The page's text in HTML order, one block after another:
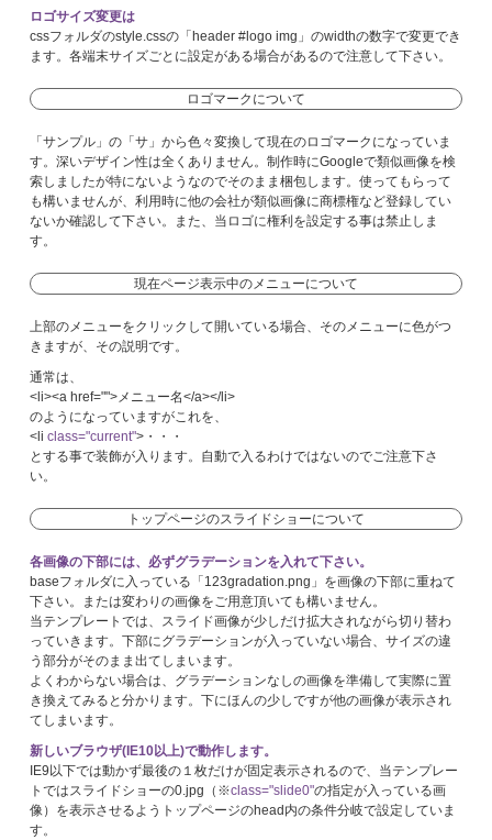
ロゴサイズ変更は
cssフォルダのstyle.cssの「header #logo img」のwidthの数字で変更でき
ます。各端末サイズごとに設定がある場合があるので注意して下さい。
ロゴマークについて
「サンプル」の「サ」から色々変換して現在のロゴマークになっていま
す。深いデザイン性は全くありません。制作時にGoogleで類似画像を検
索しましたが特にないようなのでそのまま梱包します。使ってもらって
も構いませんが、利用時に他の会社が類似画像に商標権など登録してい
ないか確認して下さい。また、当ロゴに権利を設定する事は禁止しま
す。
現在ページ表示中のメニューについて
上部のメニューをクリックして開いている場合、そのメニューに色がつ
きますが、その説明です。
通常は、
<li><a href="">メニュー名</a></li>
のようになっていますがこれを、
<li class="current">・・・
とする事で装飾が入ります。自動で入るわけではないのでご注意下さ
い。
トップページのスライドショーについて
各画像の下部には、必ずグラデーションを入れて下さい。
baseフォルダに入っている「123gradation.png」を画像の下部に重ねて
下さい。または変わりの画像をご用意頂いても構いません。
当テンプレートでは、スライド画像が少しだけ拡大されながら切り替わ
っていきます。下部にグラデーションが入っていない場合、サイズの違
う部分がそのまま出てしまいます。
よくわからない場合は、グラデーションなしの画像を準備して実際に置
き換えてみると分かります。下にほんの少しですが他の画像が表示され
てしまいます。
新しいブラウザ(IE10以上)で動作します。
IE9以下では動かず最後の１枚だけが固定表示されるので、当テンプレー
トではスライドショーの0.jpg（※class="slide0"の指定が入っている画
像）を表示させるようトップページのhead内の条件分岐で設定していま
す。